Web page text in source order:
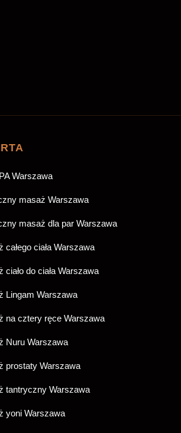
Warszawa
masaż Warszawa
masaż dla par Warszawa
całego ciała Warszawa
ciało do ciała Warszawa
Lingam Warszawa
na cztery ręce Warszawa
Nuru Warszawa
prostaty Warszawa
tantryczny Warszawa
yoni Warszawa